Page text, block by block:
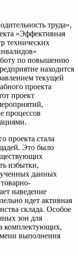
труда»,
«Эффективная
технических
по повышению
находится
текущей
проекта
проект
процессов
проекта стала
Это было
избытки,
данных
наведение
идет активная
склада. Особое
зон для
комплектующих,
выполнения